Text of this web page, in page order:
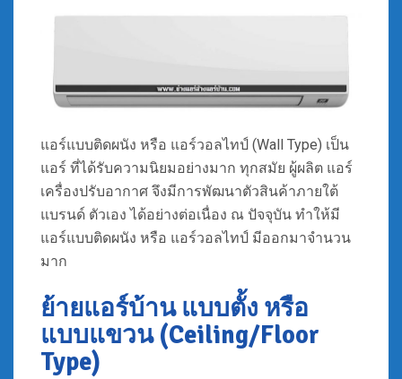
แอร์แบบติดผนัง หรือ แอร์วอลไทป์ (Wall Type) เป็น
แอร์ ที่ได้รับความนิยมอย่างมาก ทุกสมัย ผู้ผลิต แอร์
เครื่องปรับอากาศ จึงมีการพัฒนาตัวสินค้าภายใต้
แบรนด์ ตัวเอง ได้อย่างต่อเนื่อง ณ ปัจจุบัน ทำให้มี
แอร์แบบติดผนัง หรือ แอร์วอลไทป์ มีออกมาจำนวน
มาก
ย้ายแอร์บ้าน แบบตั้ง หรือ
แบบแขวน (Ceiling/Floor
Type)